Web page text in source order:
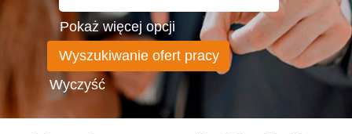
Pokaż więcej opcji
Wyczyść